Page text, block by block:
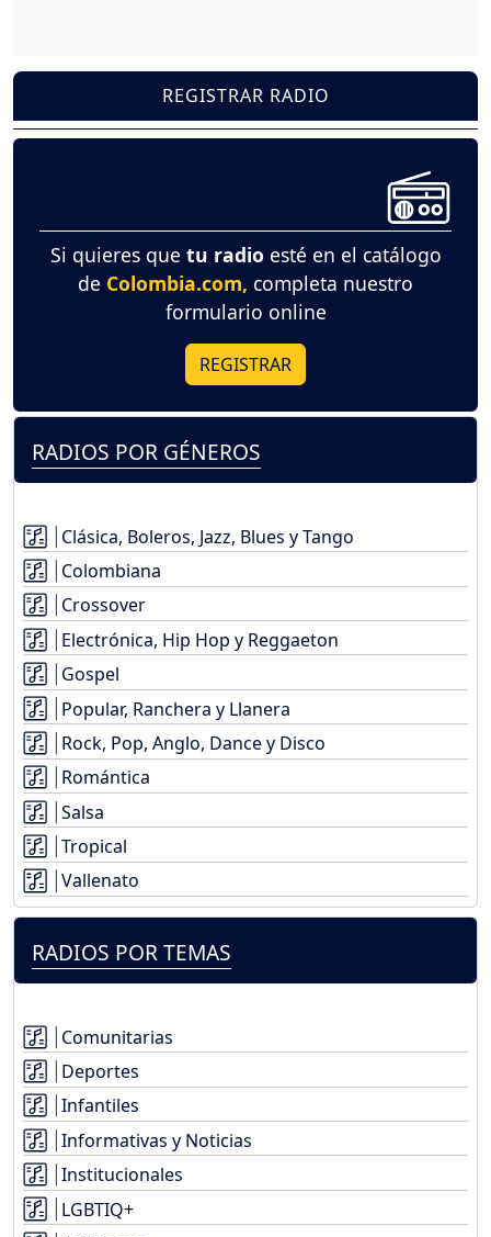
REGISTRAR RADIO
Si quieres que tu radio esté en el catálogo
de Colombia.com, completa nuestro
formulario online
REGISTRAR
RADIOS POR GÉNEROS
Clásica, Boleros, Jazz, Blues y Tango
Colombiana
Crossover
Electrónica, Hip Hop y Reggaeton
Gospel
Popular, Ranchera y Llanera
Rock, Pop, Anglo, Dance y Disco
Romántica
Salsa
Tropical
Vallenato
RADIOS POR TEMAS
Comunitarias
Deportes
Infantiles
Informativas y Noticias
Institucionales
LGBTIQ+